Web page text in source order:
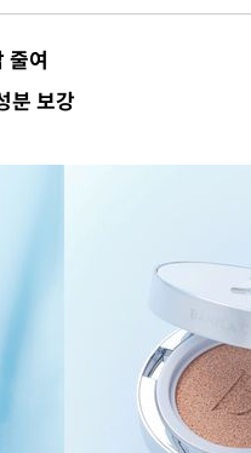
줄여
분 보강